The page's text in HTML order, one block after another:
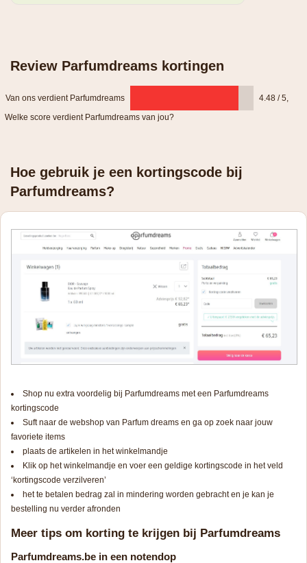
Review Parfumdreams kortingen
Van ons verdient Parfumdreams 4.48 / 5
Welke score verdient Parfumdreams van jou?
Hoe gebruik je een kortingscode bij
Parfumdreams?
Shop nu extra voordelig bij Parfumdreams met een Parfumdreams
kortingscode
Suft naar de webshop van Parfum dreams en ga op zoek naar jouw
favoriete items
plaats de artikelen in het winkelmandje
Klik op het winkelmandje en voer een geldige kortingscode in het veld
‘kortingscode verzilveren’
het te betalen bedrag zal in mindering worden gebracht en je kan je
bestelling nu verder afronden
Meer tips om korting te krijgen bij Parfumdreams
Parfumdreams.be in een notendop